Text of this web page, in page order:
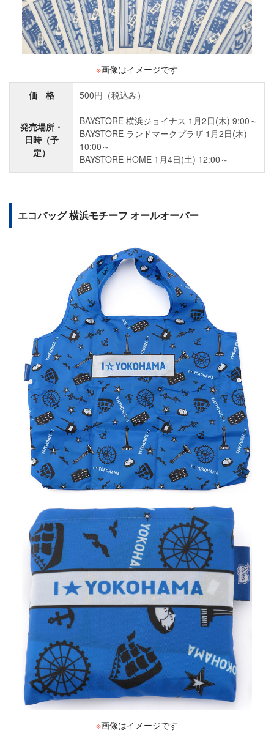
※画像はイメージです
価 格 500円（税込み）
発売場所・
日時（予
定）
BAYSTORE 横浜ジョイナス 1月2日(木) 9:00～
BAYSTORE ランドマークプラザ 1月2日(木)
10:00～
BAYSTORE HOME 1月4日(土) 12:00～
エコバッグ 横浜モチーフ オールオーバー
※画像はイメージです